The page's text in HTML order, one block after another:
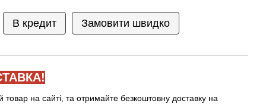
В кредит Замовити швидко
товар на сайті, та отримайте безкоштовну доставку на